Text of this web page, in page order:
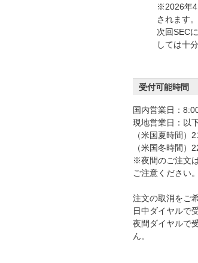
※2026年4
されます
次回SEC
しては十
受付可能時間
国内営業日：
現地営業日：以
（米国夏時間）
（米国冬時間）
※夜間のご注文
ご注意ください。
注文の取消をご
日中ダイヤルで
夜間ダイヤルで
ん。